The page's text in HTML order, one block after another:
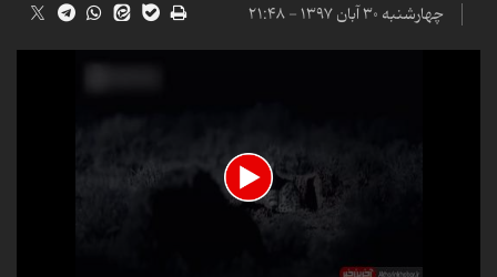
چهارشنبه ۳۰ آبان ۱۳۹۷ - ۲۱:۴۸